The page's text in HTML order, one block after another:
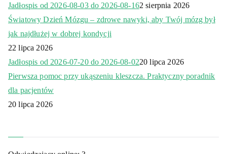
Jadłospis od 2026-08-03 do 2026-08-162 sierpnia 2026
Światowy Dzień Mózgu – zdrowe nawyki, aby Twój mózg był
jak najdłużej w dobrej kondycji
22 lipca 2026
Jadłospis od 2026-07-20 do 2026-08-0220 lipca 2026
Pierwsza pomoc przy ukąszeniu kleszcza. Praktyczny poradnik
dla pacjentów
20 lipca 2026